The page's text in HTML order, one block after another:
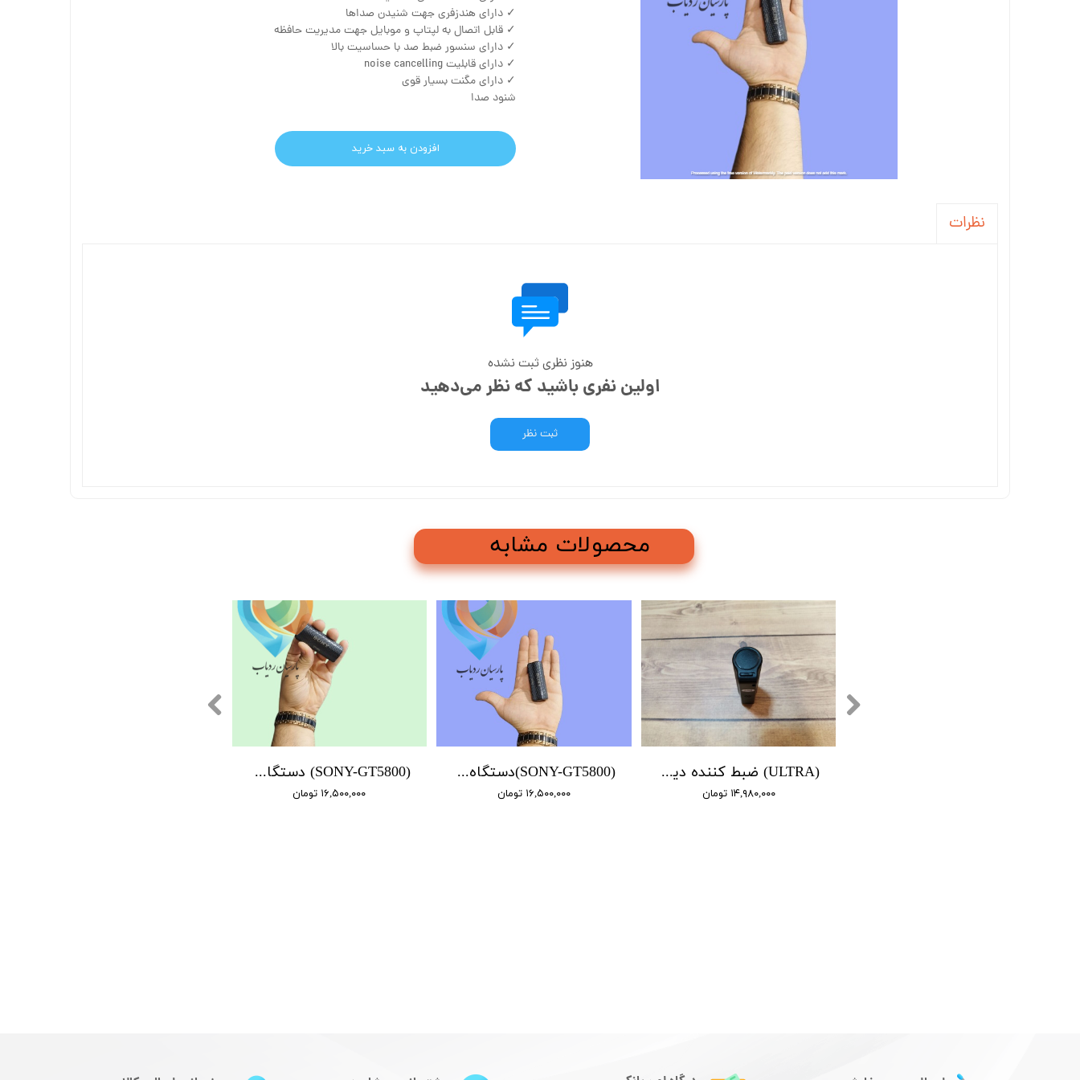
✓ دارای هندزفری جهت شنیدن صداها
✓ قابل اتصال به لپتاپ و موبایل جهت مدیریت حافظه
✓ دارای سنسور ضبط صد با حساسیت بالا
✓ دارای قابلیت noise cancelling
✓ دارای مگنت بسیار قوی
شنود صدا
افزودن به سبد خرید
نظرات
هنوز نظری ثبت نشده
اولین نفری باشید که نظر می‌دهید
ثبت نظر
(SONY-GT5800) دستگاه ضبط صدا سونی مدل 5800 - مدل Sony Gt5800 / دارای حسگر حساس به صوت / شارژدهی دو هفته متوالی / ابعاد کوچک و قابل حمل
۱۶,۵۰۰,۰۰۰ تومان
(SONY-GT5800)دستگاه رکوردر دیجیتال صدا مدل Gt5800 - مدل سونی اصلی
۱۶,۵۰۰,۰۰۰ تومان
(ULTRA) ضبط کننده دیجیتالی صدا پرستیژ - 10 روز ضبط متوالی -مگنتی- کیفیت 350db - دارای سنسور صدا
۱۴,۹۸۰,۰۰۰ تومان
محصولات مشابه